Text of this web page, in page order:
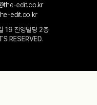
edit.co.kr
edit.co.kr
19 진영빌딩 2층
RESERVED.